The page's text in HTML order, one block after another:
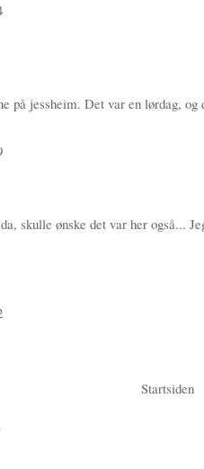
på jessheim. Det var en lørdag,
skulle ønske det var her også...
Startsiden